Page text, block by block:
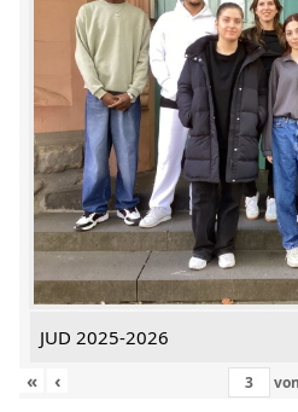
JUD 2025-2026
«
‹ von